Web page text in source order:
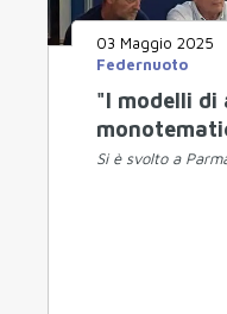
03 Maggio 2025
Federnuoto
"I modelli di
Si è svolto a